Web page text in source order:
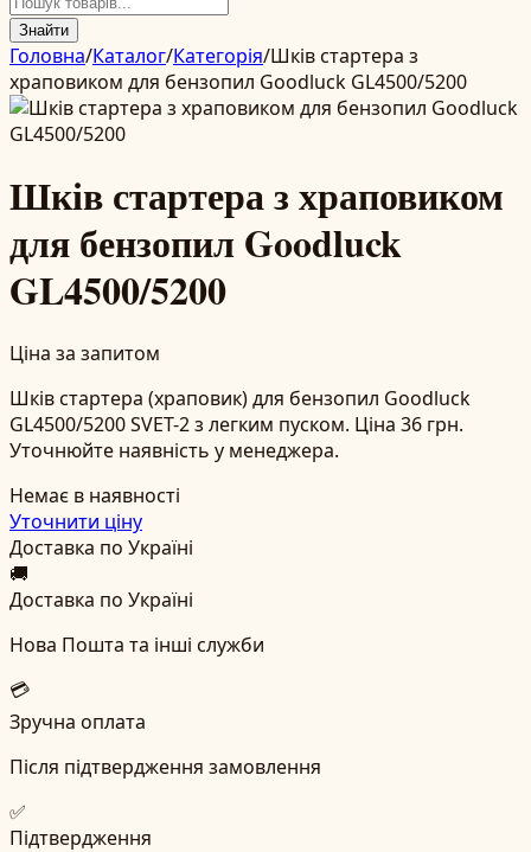
Знайти
Головна/Каталог/Категорія/Шків стартера з
храповиком для бензопил Goodluck GL4500/5200
Шків стартера з храповиком
для бензопил Goodluck
GL4500/5200
Ціна за запитом
Шків стартера (храповик) для бензопил Goodluck
GL4500/5200 SVET-2 з легким пуском. Ціна 36 грн.
Уточнюйте наявність у менеджера.
Немає в наявності
Уточнити ціну
Доставка по Україні
🚚
Доставка по Україні
Нова Пошта та інші служби
💳
Зручна оплата
Після підтвердження замовлення
✅
Підтвердження